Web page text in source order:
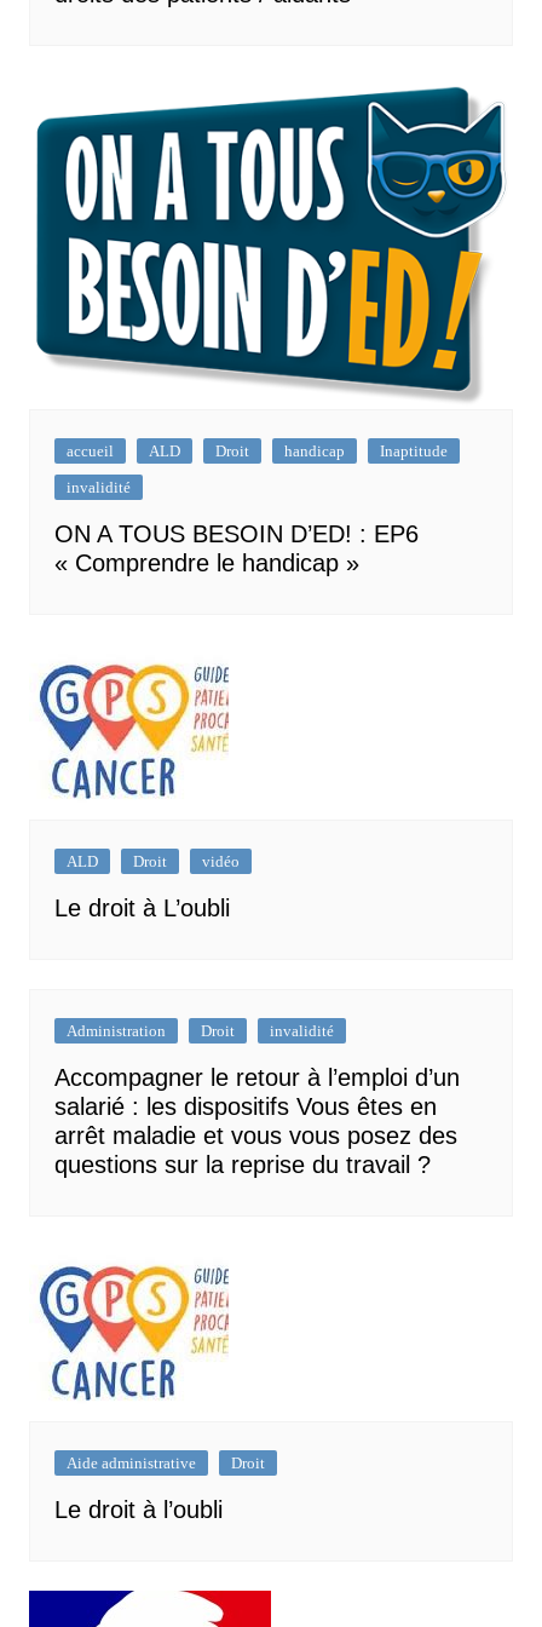
accueil ALD Droit handicap
Inaptitude
invalidité
ON A TOUS BESOIN D’ED! : EP6
« Comprendre le handicap »
ALD Droit vidéo
Le droit à L’oubli
Administration Droit invalidité
Accompagner le retour à l’emploi d’un
salarié : les dispositifs Vous êtes en
arrêt maladie et vous vous posez des
questions sur la reprise du travail ?
Aide administrative Droit
Le droit à l’oubli